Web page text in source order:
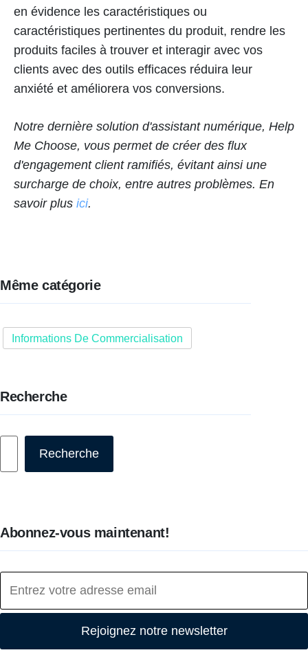
en évidence les caractéristiques ou
caractéristiques pertinentes du produit, rendre les
produits faciles à trouver et interagir avec vos
clients avec des outils efficaces réduira leur
anxiété et améliorera vos conversions.
Notre dernière solution d'assistant numérique, Help
Me Choose, vous permet de créer des flux
d'engagement client ramifiés, évitant ainsi une
surcharge de choix, entre autres problèmes. En
savoir plus ici.
Même catégorie
Informations De Commercialisation
Recherche
Recherche
Abonnez-vous maintenant!
Rejoignez notre newsletter